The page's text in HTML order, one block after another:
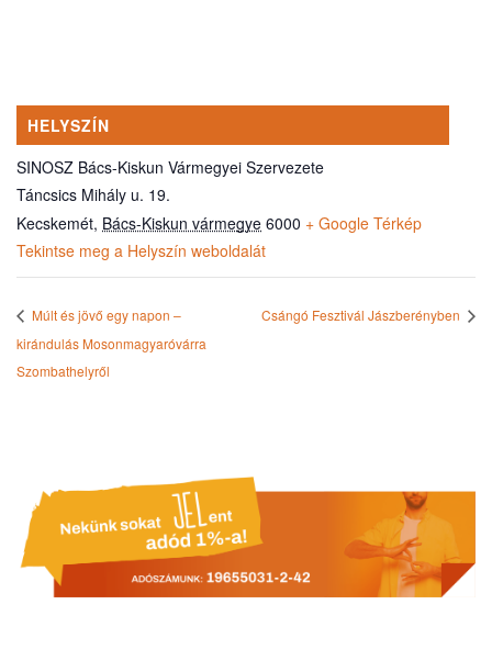
HELYSZÍN
SINOSZ Bács-Kiskun Vármegyei Szervezete
Táncsics Mihály u. 19.
Kecskemét, Bács-Kiskun vármegye 6000 + Google Térkép
Tekintse meg a Helyszín weboldalát
Múlt és jövő egy napon –
kirándulás Mosonmagyaróvárra
Szombathelyről
Csángó Fesztivál Jászberényben